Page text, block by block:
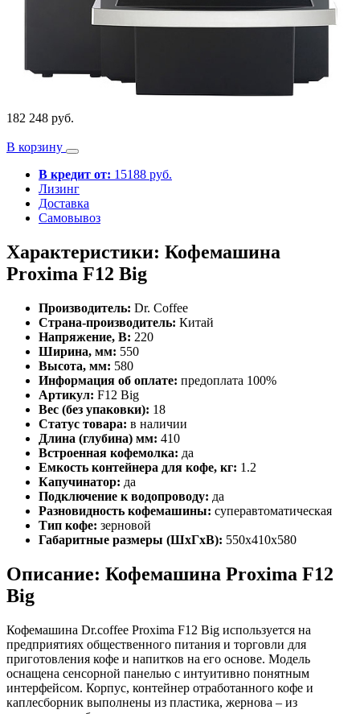
182 248 руб.
В корзину
В кредит от: 15188 руб.
Лизинг
Доставка
Самовывоз
Характеристики: Кофемашина
Proxima F12 Big
Производитель: Dr. Coffee
Страна-производитель: Китай
Напряжение, В: 220
Ширина, мм: 550
Высота, мм: 580
Информация об оплате: предоплата 100%
Артикул: F12 Big
Вес (без упаковки): 18
Статус товара: в наличии
Длина (глубина) мм: 410
Встроенная кофемолка: да
Емкость контейнера для кофе, кг: 1.2
Капучинатор: да
Подключение к водопроводу: да
Разновидность кофемашины: суперавтоматическая
Тип кофе: зерновой
Габаритные размеры (ШхГхВ): 550x410x580
Описание: Кофемашина Proxima F12
Big
Кофемашина Dr.coffee Proxima F12 Big используется на
предприятиях общественного питания и торговли для
приготовления кофе и напитков на его основе. Модель
оснащена сенсорной панелью с интуитивно понятным
интерфейсом. Корпус, контейнер отработанного кофе и
каплесборник выполнены из пластика, жернова – из